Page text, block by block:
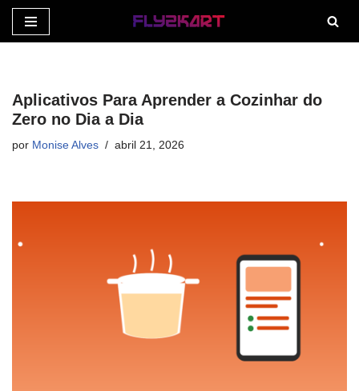
Pular
conteúdo
Aplicativos Para Aprender a Cozinhar do
Zero no Dia a Dia
por Monise Alves abril 21, 2026